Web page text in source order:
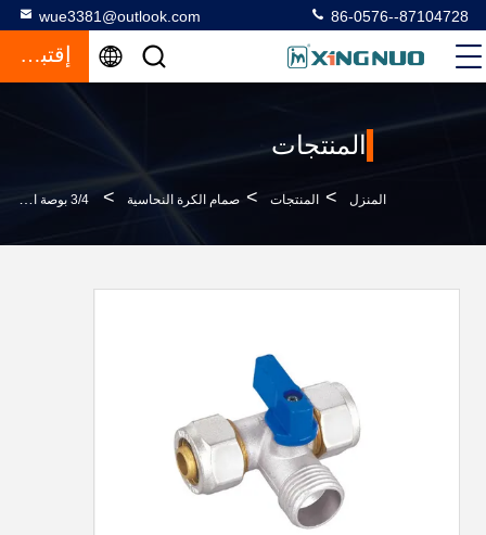
wue3381@outlook.com 86-0576--87104728
إقتباس
المنتجات
المنزل > المنتجات > صمام الكرة النحاسية > 3/4 بوصة الكرة النحاس صمام مزورة سطح النيكل BV1037